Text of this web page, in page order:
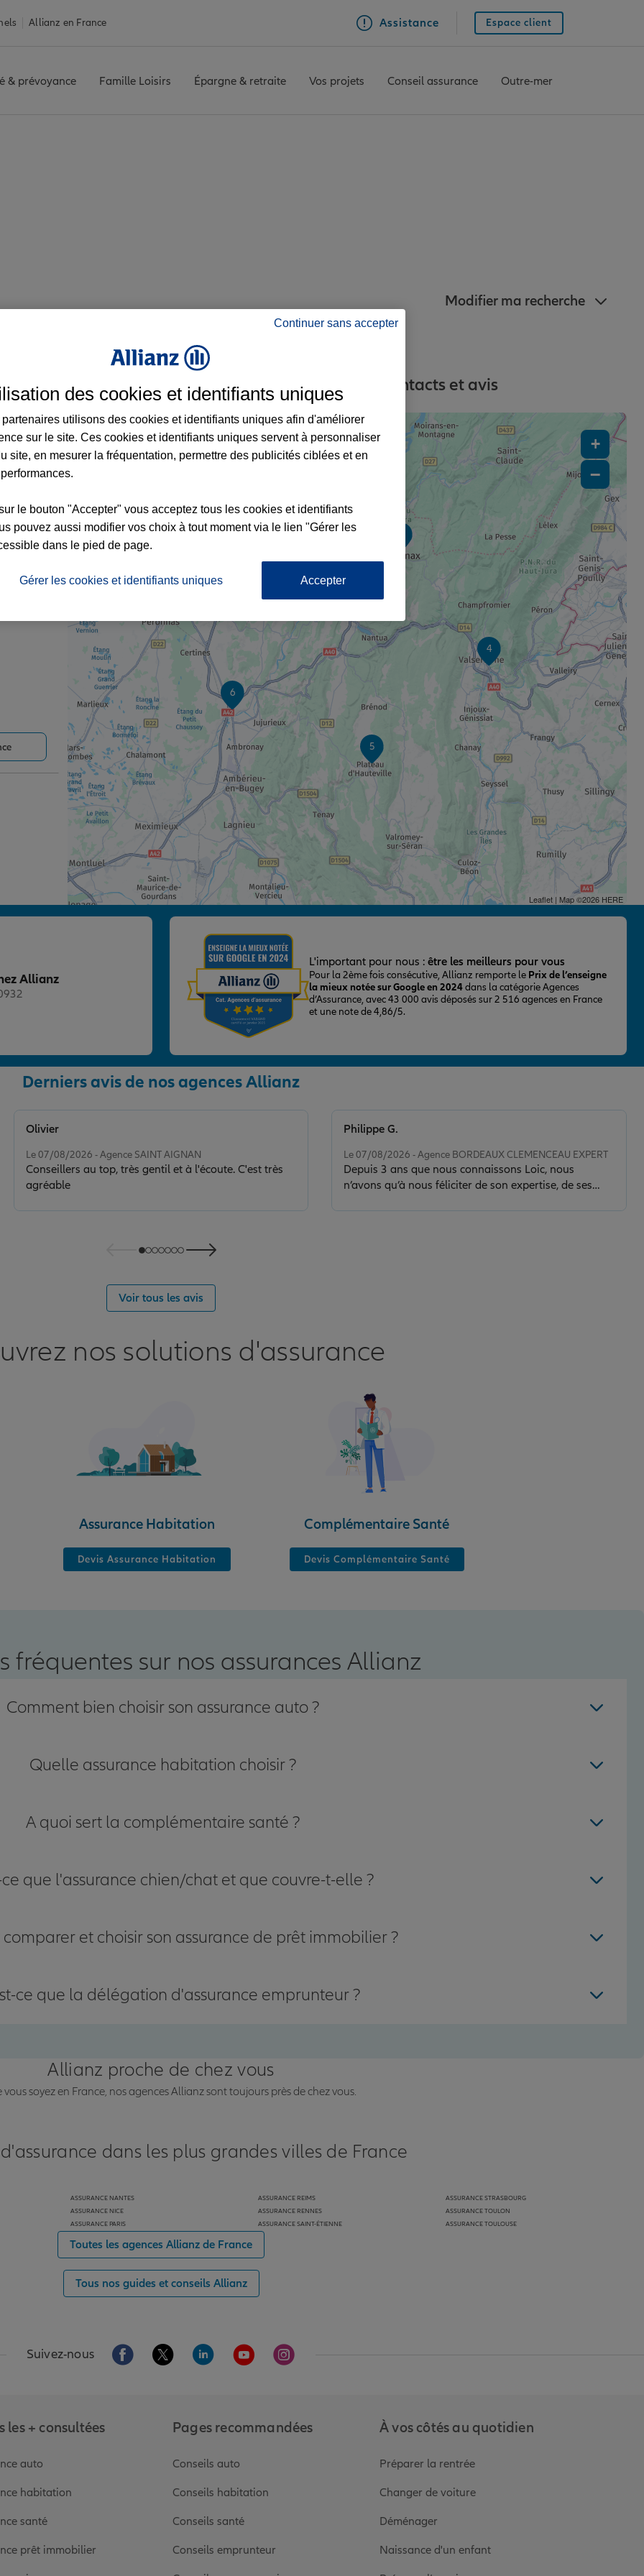
Allianz en France Assistance Espace client
& prévoyance Famille Loisirs Épargne & retraite Vos projets Conseil assurance Outre-mer
Modifier ma recherche
à Montréal-la-Cluse et aux alentours : adresses, contacts et avis
7
6
5
4
1
+
−
Leaflet| Map ©2026 HERE
Allianz
L'important pour nous : être les meilleurs pour vous
Pour la 2ème fois consécutive, Allianz remporte le Prix de l’enseigne
la mieux notée sur Google en 2024dans la catégorie Agences
d’Assurance, avec 43 000 avis déposés sur 2 516 agences en France
et une note de 4,86/5.
Derniers avis de nos agences Allianz
Le 07/08/2026 - Agence SAINT AIGNAN
Conseillers au top, très gentil et à l'écoute. C'est très
agréable
Olivier
Le 07/08/2026 - Agence BORDEAUX CLEMENCEAU EXPERT
Depuis 3 ans que nous connaissons Loic, nous
n’avons qu’à nous féliciter de son expertise, de ses
Philippe G.
Voir tous les avis
nos solutions d'assurance
Assurance Habitation
Devis Assurance Habitation
Complémentaire Santé
Devis Complémentaire Santé
fréquentes sur nos assurances Allianz
Comment bien choisir son assurance auto ?
Quelle assurance habitation choisir ?
A quoi sert la complémentaire santé ?
que l'assurance chien/chat et que couvre-t-elle ?
et choisir son assurance de prêt immobilier ?
ce que la délégation d'assurance emprunteur ?
Allianz proche de chez vous
vous soyez en France, nos agences Allianz sont toujours près de chez vous.
dans les plus grandes villes de France
ASSURANCE NANTES
ASSURANCE NICE
ASSURANCE PARIS
ASSURANCE REIMS
ASSURANCE RENNES
ASSURANCE SAINT-ÉTIENNE
ASSURANCE STRASBOURG
ASSURANCE TOULON
ASSURANCE TOULOUSE
Toutes les agences Allianz de France
Tous nos guides et conseils Allianz
Suivez-nous Aller sur la page Facebook de Allianz
Aller sur la page Twitter de Allianz
Aller sur la page Linkedin de Allianz
Aller sur la page Youtube de Allianz
Aller sur la page Instagram de Allianz
les + consultées
auto
habitation
santé
prêt immobilier
Pages recommandées
Conseils auto
Conseils habitation
Conseils santé
Conseils emprunteur
À vos côtés au quotidien
Préparer la rentrée
Changer de voiture
Déménager
Naissance d'un enfant
Continuer sans accepter
des cookies et identifiants uniques
partenaires utilisons des cookies et identifiants uniques afin d'améliorer
sur le site. Ces cookies et identifiants uniques servent à personnaliser
site, en mesurer la fréquentation, permettre des publicités ciblées et en
le bouton "Accepter" vous acceptez tous les cookies et identifiants
pouvez aussi modifier vos choix à tout moment via le lien "Gérer les
dans le pied de page.
Gérer les cookies et identifiants uniques Accepter